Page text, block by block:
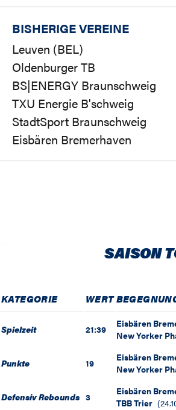
BISHERIGE VEREINE
Leuven (BEL)
Oldenburger TB
BS|ENERGY Braunschweig
TXU Energie B'schweig
StadtSport Braunschweig
Eisbären Bremerhaven
SAISON
KATEGORIE WERT
Spielzeit 21:39 Eisbären
New Yorker
Punkte 19 Eisbären
New Yorker
Defensiv Rebounds 3 Eisbären
TBB Trier (